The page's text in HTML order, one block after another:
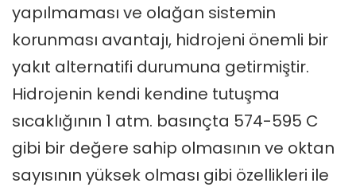
yapılmaması ve olağan sistemin
korunması avantajı, hidrojeni önemli bir
yakıt alternatifi durumuna getirmiştir.
Hidrojenin kendi kendine tutuşma
sıcaklığının 1 atm. basınçta 574-595 C
gibi bir değere sahip olmasının ve oktan
sayısının yüksek olması gibi özellikleri ile